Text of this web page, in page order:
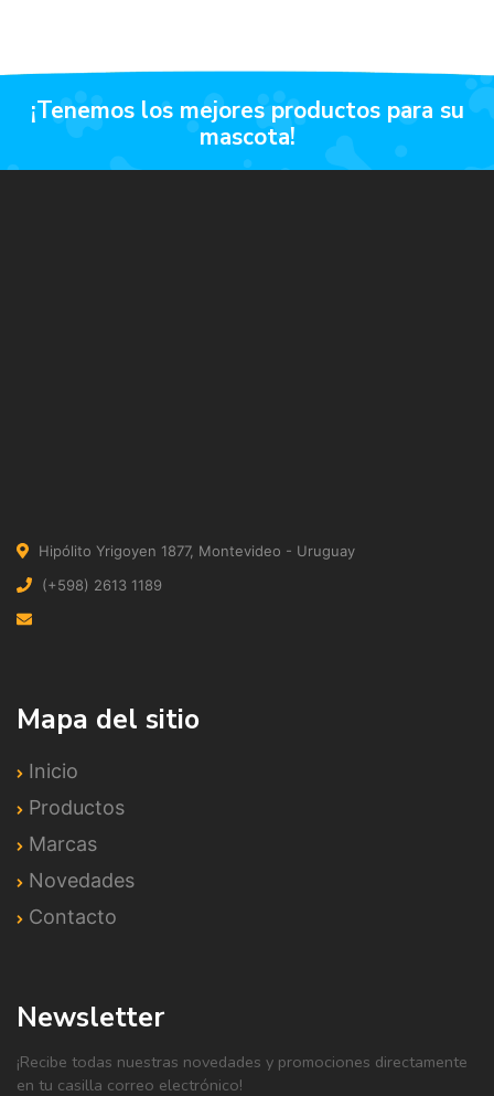
¡tenemos los mejores productos para su
mascota!
Hipólito Yrigoyen 1877, Montevideo - Uruguay
(+598) 2613 1189
Mapa del sitio
Inicio
Productos
Marcas
Novedades
Contacto
Newsletter
¡Recibe todas nuestras novedades y promociones directamente
en tu casilla correo electrónico!